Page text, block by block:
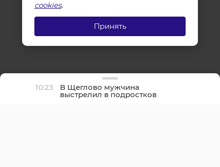
10:23 В Щеглово мужчина
выстрелил в подростков
из-за шума
cookies.
Принять